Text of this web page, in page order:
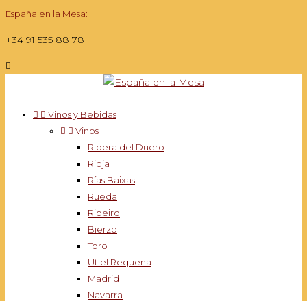
España en la Mesa:
+34 91 535 88 78

  Vinos y Bebidas
  Vinos
Ribera del Duero
Rioja
Rías Baixas
Rueda
Ribeiro
Bierzo
Toro
Utiel Requena
Madrid
Navarra